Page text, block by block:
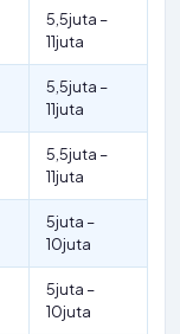
5,5juta –
11juta
5,5juta –
11juta
5,5juta –
11juta
5juta –
10juta
5juta –
10juta